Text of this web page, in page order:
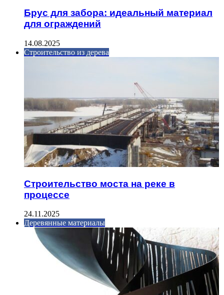
Брус для забора: идеальный материал
для ограждений
14.08.2025
Строительство из дерева
Строительство моста на реке в
процессе
24.11.2025
Деревянные материалы